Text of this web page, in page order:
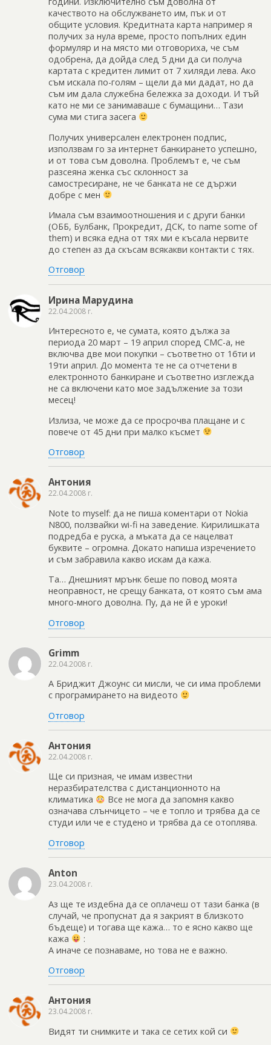
качеството на обслужването им, пък и от
общите условия. Кредитната карта например я
получих за нула време, просто попълних един
формуляр и на място ми отговориха, че съм
одобрена, да дойда след 5 дни да си получа
картата с кредитен лимит от 7 хиляди лева. Ако
съм искала по-голям – щели да ми дадат, но да
съм им дала служебна бележка за доходи. И тъй
като не ми се занимаваше с бумащини… Тази
сума ми стига засега
Получих универсален електронен подпис,
използвам го за интернет банкирането успешно,
и от това съм доволна. Проблемът е, че съм
разсеяна женка със склонност за
самостресиране, не че банката не се държи
добре с мен
Имала съм взаимоотношения и с други банки
(ОББ, Булбанк, Прокредит, ДСК, to name some of
them) и всяка една от тях ми е късала нервите
до степен аз да скъсам всякакви контакти с тях.
Отговор
Ирина Марудина
22.04.2008 г.
Интересното е, че сумата, която дължа за
периода 20 март – 19 април според СМС-а, не
включва две мои покупки – съответно от 16ти и
19ти април. До момента те не са отчетени в
електронното банкиране и съответно изглежда
не са включени като мое задължение за този
месец!
Излиза, че може да се просрочва плащане и с
повече от 45 дни при малко късмет
Отговор
Антония
22.04.2008 г.
Note to myself: да не пиша коментари от Nokia
N800, ползвайки wi-fi на заведение. Кирилишката
подредба е руска, a мъката да се нацелват
буквите – огромна. Докато напиша изречението
и съм забравила какво искам да кажа.
Та… Днешният мрънк беше по повод моята
неоправност, не срещу банката, от която съм ама
много-много доволна. Пу, да не й е уроки!
Отговор
Grimm
22.04.2008 г.
А Бриджит Джоунс си мисли, че си има проблеми
с програмирането на видеото
Отговор
Антония
22.04.2008 г.
Ще си призная, че имам известни
неразбирателства с дистанционното на
климатика
Все не мога да запомня какво
означава слънчицето – че е топло и трябва да се
студи или че е студено и трябва да се отоплява.
Отговор
Anton
23.04.2008 г.
Аз ще те издебна да се оплачеш от тази банка (в
случай, че пропуснат да я закрият в близкото
бъдеще) и тогава ще кажа… то е ясно какво ще
кажа
:
А иначе се познаваме, но това не е важно.
Отговор
Антония
23.04.2008 г.
Видят ти снимките и така се сетих кой си